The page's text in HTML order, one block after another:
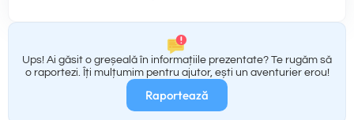
Ups! Ai găsit o greșeală în informațiile prezentate? Te rugăm să
o raportezi. Îți mulțumim pentru ajutor, ești un aventurier erou!
Raportează